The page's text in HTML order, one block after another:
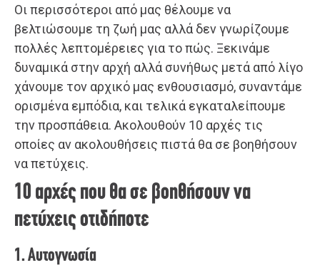
Οι περισσότεροι από μας θέλουμε να
βελτιώσουμε τη ζωή μας αλλά δεν γνωρίζουμε
πολλές λεπτομέρειες για το πώς. Ξεκινάμε
δυναμικά στην αρχή αλλά συνήθως μετά από λίγο
χάνουμε τον αρχικό μας ενθουσιασμό, συναντάμε
ορισμένα εμπόδια, και τελικά εγκαταλείπουμε
την προσπάθεια. Ακολουθούν 10 αρχές τις
οποίες αν ακολουθήσεις πιστά θα σε βοηθήσουν
να πετύχεις.
10 αρχές που θα σε βοηθήσουν να
πετύχεις οτιδήποτε
1. Αυτογνωσία